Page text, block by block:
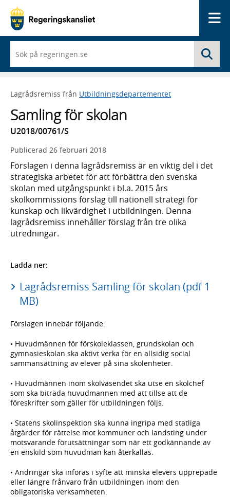
du
börjar
skriva
framträder
lista
med
sökförslag
Lagrådsremiss från Utbildningsdepartementet
Samling för skolan
U2018/00761/S
Publicerad 26 februari 2018
Förslagen i denna lagrådsremiss är en viktig del i det
strategiska arbetet för att förbättra den svenska
skolan med utgångspunkt i bl.a. 2015 års
skolkommissions förslag till nationell strategi för
kunskap och likvärdighet i utbildningen. Denna
lagrådsremiss innehåller förslag från tre olika
utredningar.
Ladda ner:
Lagrådsremiss Samling för skolan (pdf 1
MB)
Förslagen innebär följande:
• Huvudmännen för förskoleklassen, grundskolan och
gymnasieskolan ska aktivt verka för en allsidig social
sammansättning av elever på sina skolenheter.
• Huvudmännen inom skolväsendet ska utse en skolchef
som ska biträda huvudmannen med att tillse att de
föreskrifter som gäller för utbildningen följs.
• Statens skolinspektion ska kunna ingripa med statliga
åtgärder för rättelse mot kommuner och landsting under
motsvarande förutsättningar som när ett godkännande av
en enskild som huvudman kan återkallas.
• Ändringar ska införas i syfte att minska elevers upprepade
eller längre frånvaro från utbildningen inom den
obligatoriska verksamheten.